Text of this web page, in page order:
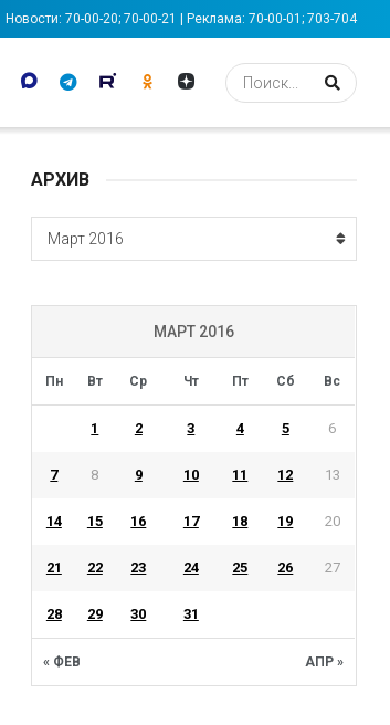
Новости: 70-00-20; 70-00-21 | Реклама: 70-00-01; 703-704
АРХИВ
АРХИВ
Март 2016
МАРТ 2016
Пн Вт Ср Чт Пт Сб Вс
« ФЕВ АПР »
1 2 3 4 5 6
7 8 9 10 11 12 13
14 15 16 17 18 19 20
21 22 23 24 25 26 27
28 29 30 31